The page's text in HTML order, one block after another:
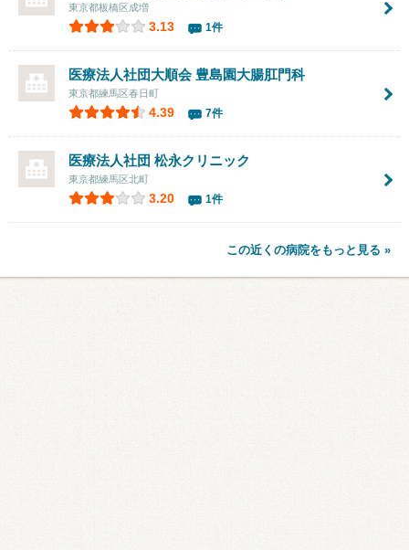
東京都板橋区成増
3.13 1件
医療法人社団大順会 豊島園大腸肛門科
東京都練馬区春日町
4.39 7件
医療法人社団 松永クリニック
東京都練馬区北町
3.20 1件
この近くの病院をもっと見る »